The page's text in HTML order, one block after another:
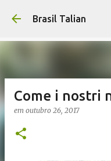
Pular para
Brasil Talian
Come i nostri
em outubro 26, 2017